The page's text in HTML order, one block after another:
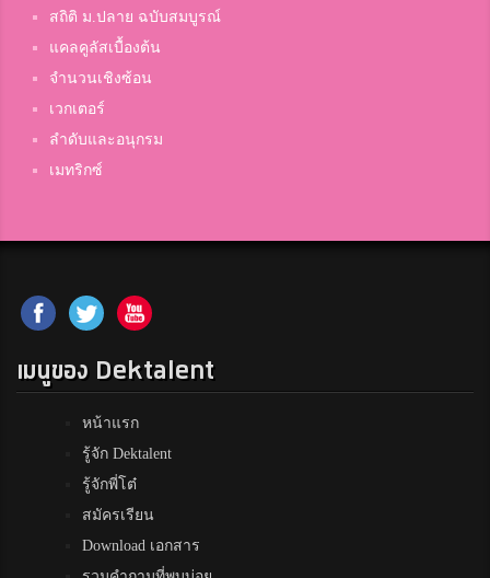
อัสสัมชัญนครราชสีมา
Pie
มารีย์วิทยา
สถิติ ม.ปลาย ฉบับสมบูรณ์
แคลคูลัสเบื้องต้น
จำนวนเชิงซ้อน
เวกเตอร์
ลำดับและอนุกรม
เมทริกซ์
เมนูของ Dektalent
หน้าแรก
รู้จัก Dektalent
รู้จักพี่โต๋
สมัครเรียน
Download เอกสาร